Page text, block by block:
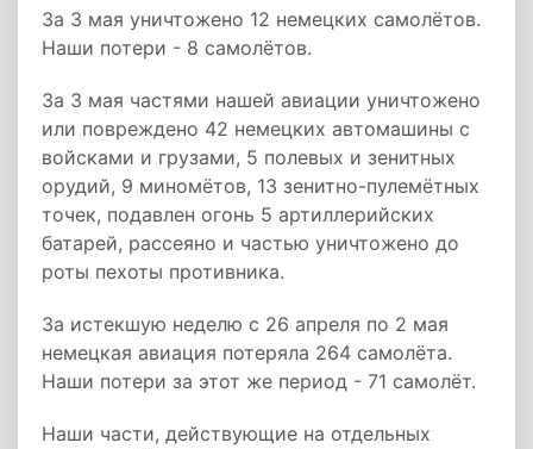
За 3 мая уничтожено 12 немецких самолётов.
Наши потери - 8 самолётов.
За 3 мая частями нашей авиации уничтожено
или повреждено 42 немецких автомашины с
войсками и грузами, 5 полевых и зенитных
орудий, 9 миномётов, 13 зенитно-пулемётных
точек, подавлен огонь 5 артиллерийских
батарей, рассеяно и частью уничтожено до
роты пехоты противника.
За истекшую неделю с 26 апреля по 2 мая
немецкая авиация потеряла 264 самолёта.
Наши потери за этот же период - 71 самолёт.
Наши части, действующие на отдельных